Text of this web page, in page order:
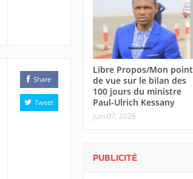
Share
Tweet
Libre Propos/Mon point
de vue sur le bilan des
100 jours du ministre
Paul-Ulrich Kessany
juin 07, 2026
PUBLICITÉ